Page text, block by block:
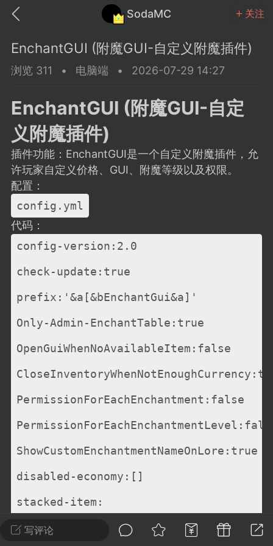
SodaMC 关注
文社区 SodaMC
教程
潮涌核心
永久赞助者
11-27 02:06
议贴】SodaMC 的改进与建议 🧃
社区的建议&反馈板块，欢迎每
、管理方式等方面 的任何想法！...
5.9k
潮涌核心
永久赞助者
反馈你遇到的问题 以及 你期望的功能等
不方便可尝试通过邮箱与作者进行反馈
写评论
EnchantGUI (附魔GUI-自定义附魔插件)
浏览 311 • 电脑端 • 2026-07-29 14:27
EnchantGUI (附魔GUI-自定
义附魔插件)
插件功能：EnchantGUI是一个自定义附魔插件，允
许玩家自定义价格、GUI、附魔等级以及权限。
配置：
config.yml
代码：
config-version:2.0
check-update:true
prefix:'&a[&bEnchantGui&a]'
Only-Admin-EnchantTable:true
OpenGuiWhenNoAvailableItem:false
PermissionForEachEnchantment:false
ShowCustomEnchantmentNameOnLore:true
disabled-economy:[]
stacked-item:
  allow:false